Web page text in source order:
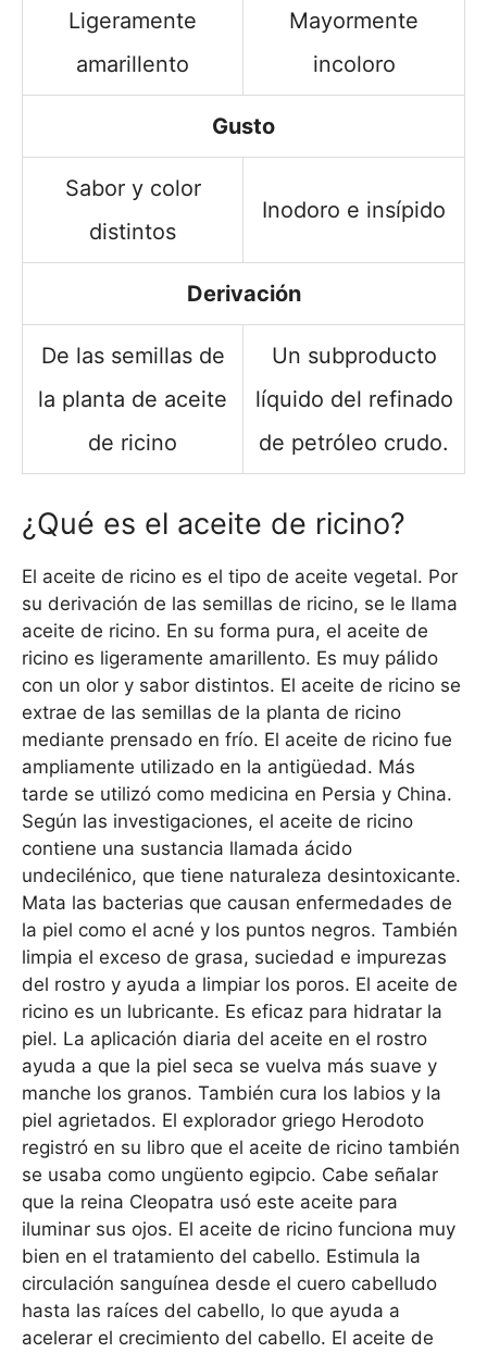
Ligeramente
amarillento
Mayormente
incoloro
Gusto
Sabor y color
distintos
Inodoro e insípido
Derivación
De las semillas de
la planta de aceite
de ricino
Un subproducto
líquido del refinado
de petróleo crudo.
¿Qué es el aceite de ricino?
El aceite de ricino es el tipo de aceite vegetal. Por
su derivación de las semillas de ricino, se le llama
aceite de ricino. En su forma pura, el aceite de
ricino es ligeramente amarillento. Es muy pálido
con un olor y sabor distintos. El aceite de ricino se
extrae de las semillas de la planta de ricino
mediante prensado en frío. El aceite de ricino fue
ampliamente utilizado en la antigüedad. Más
tarde se utilizó como medicina en Persia y China.
Según las investigaciones, el aceite de ricino
contiene una sustancia llamada ácido
undecilénico, que tiene naturaleza desintoxicante.
Mata las bacterias que causan enfermedades de
la piel como el acné y los puntos negros. También
limpia el exceso de grasa, suciedad e impurezas
del rostro y ayuda a limpiar los poros. El aceite de
ricino es un lubricante. Es eficaz para hidratar la
piel. La aplicación diaria del aceite en el rostro
ayuda a que la piel seca se vuelva más suave y
manche los granos. También cura los labios y la
piel agrietados. El explorador griego Herodoto
registró en su libro que el aceite de ricino también
se usaba como ungüento egipcio. Cabe señalar
que la reina Cleopatra usó este aceite para
iluminar sus ojos. El aceite de ricino funciona muy
bien en el tratamiento del cabello. Estimula la
circulación sanguínea desde el cuero cabelludo
hasta las raíces del cabello, lo que ayuda a
acelerar el crecimiento del cabello. El aceite de